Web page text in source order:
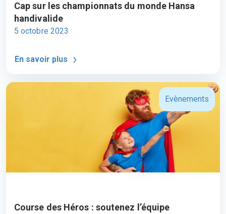
Cap sur les championnats du monde Hansa
handivalide
5 octobre 2023
En savoir plus
Evènements
Course des Héros : soutenez l’équipe